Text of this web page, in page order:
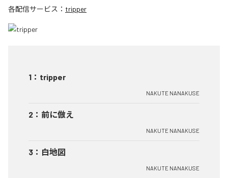
各配信サービス： tripper
1 ： tripper
NAKUTE NANAKUSE
2 ： 前に倣え
NAKUTE NANAKUSE
3 ： 白地図
NAKUTE NANAKUSE